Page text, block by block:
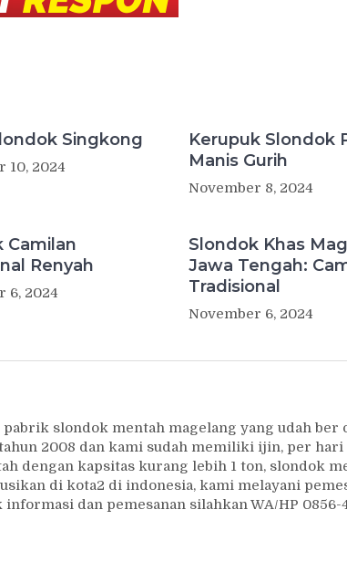
Singkong
10, 2024
Kerupuk Slondok
Manis Gurih
November 8, 2024
Camilan
Renyah
6, 2024
Slondok Khas
Jawa Tengah:
Tradisional
November 6, 2024
pabrik slondok mentah magelang yang udah ber
2008 dan kami sudah memiliki ijin, per hari
dengan kapsitas kurang lebih 1 ton, slondok
di kota2 di indonesia, kami melayani
dan pemesanan silahkan WA/HP 0856-